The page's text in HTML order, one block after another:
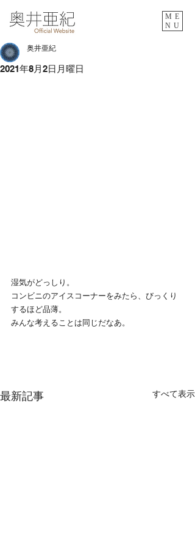
ME
NU
2021年8月2日月曜日
奥井亜紀
湿気がどっしり。
コンビニのアイスコーナーをみたら、びっくり
するほど品薄。
みんな考えることは同じだなあ。
最新記事 すべて表示